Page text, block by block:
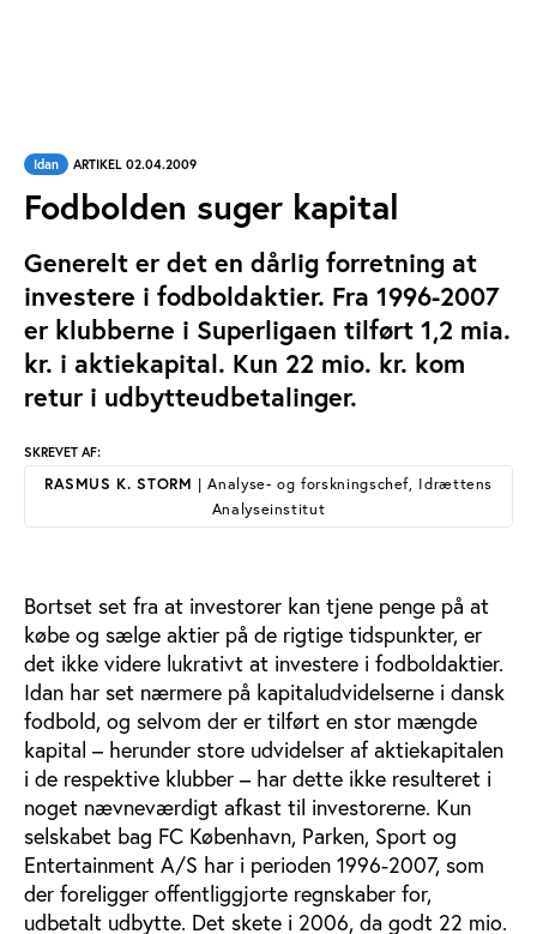
Idan ARTIKEL 02.04.2009
Fodbolden suger kapital
Generelt er det en dårlig forretning at
investere i fodboldaktier. Fra 1996-2007
er klubberne i Superligaen tilført 1,2 mia.
kr. i aktiekapital. Kun 22 mio. kr. kom
retur i udbytteudbetalinger.
SKREVET AF:
RASMUS K. STORM | Analyse- og forskningschef, Idrættens
Analyseinstitut
Bortset set fra at investorer kan tjene penge på at
købe og sælge aktier på de rigtige tidspunkter, er
det ikke videre lukrativt at investere i fodboldaktier.
Idan har set nærmere på kapitaludvidelserne i dansk
fodbold, og selvom der er tilført en stor mængde
kapital – herunder store udvidelser af aktiekapitalen
i de respektive klubber – har dette ikke resulteret i
noget nævneværdigt afkast til investorerne. Kun
selskabet bag FC København, Parken, Sport og
Entertainment A/S har i perioden 1996-2007, som
der foreligger offentliggjorte regnskaber for,
udbetalt udbytte. Det skete i 2006, da godt 22 mio.